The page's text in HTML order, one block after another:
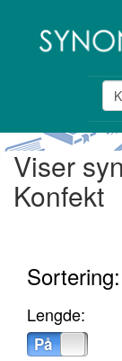
Viser
Konfekt
Sortering:
Lengde:
På